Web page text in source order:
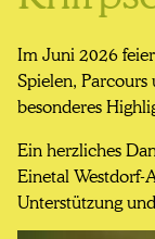
Im Juni 2026
Spielen, Parcours
besonderes
Ein herzliches
Einetal Westdorf-
Unterstützung